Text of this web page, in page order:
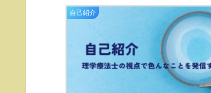
自己紹介